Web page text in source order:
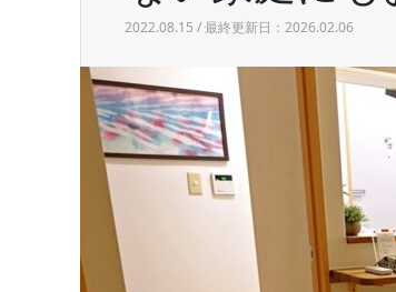
2022.08.15 / 最終更新日：2026.02.06